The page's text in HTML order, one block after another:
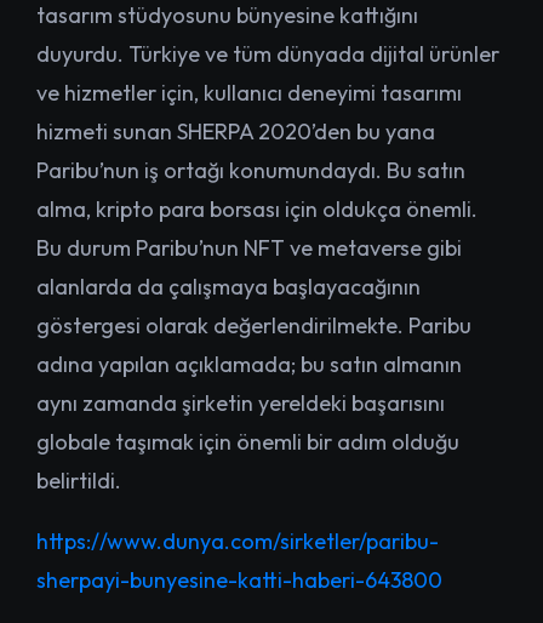
tasarım stüdyosunu bünyesine kattığını
duyurdu. Türkiye ve tüm dünyada dijital ürünler
ve hizmetler için, kullanıcı deneyimi tasarımı
hizmeti sunan SHERPA 2020’den bu yana
Paribu’nun iş ortağı konumundaydı. Bu satın
alma, kripto para borsası için oldukça önemli.
Bu durum Paribu’nun NFT ve metaverse gibi
alanlarda da çalışmaya başlayacağının
göstergesi olarak değerlendirilmekte. Paribu
adına yapılan açıklamada; bu satın almanın
aynı zamanda şirketin yereldeki başarısını
globale taşımak için önemli bir adım olduğu
belirtildi.
https://www.dunya.com/sirketler/paribu-
sherpayi-bunyesine-katti-haberi-643800